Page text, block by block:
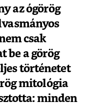
az ógörög
csak
be a görög
történetet
mitológia
minden